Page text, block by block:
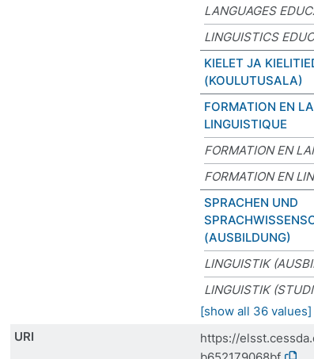
LANGUAGES
LINGUISTICS
KIELET JA
(KOULUTUSALA)
FORMATION EN
LINGUISTIQUE
FORMATION EN
FORMATION EN
SPRACHEN UND
(AUSBILDUNG)
LINGUISTIK
LINGUISTIK
[show all 36 values]
URI
https://